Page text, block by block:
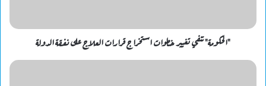
"الحكومة" تنفي تغيير خطوات استخراج قرارات العلاج على نفقة الدولة